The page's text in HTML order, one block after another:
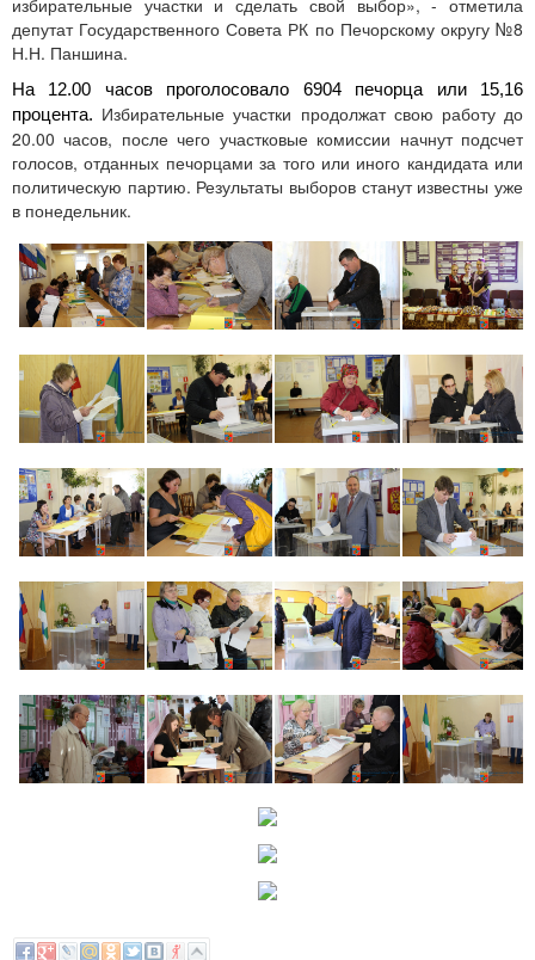
избирательные участки и сделать свой выбор», - отметила
депутат Государственного Совета РК по Печорскому округу №8
Н.Н. Паншина.
На 12.00 часов проголосовало 6904 печорца или 15,16
процента. Избирательные участки продолжат свою работу до
20.00 часов, после чего участковые комиссии начнут подсчет
голосов, отданных печорцами за того или иного кандидата или
политическую партию. Результаты выборов станут известны уже
в понедельник.